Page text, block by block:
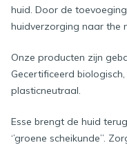
huid. Door de
huidverzorging naar the
Onze producten zijn
Gecertificeerd
plasticneutraal.
Esse brengt de huid
‘’groene scheikunde’’.